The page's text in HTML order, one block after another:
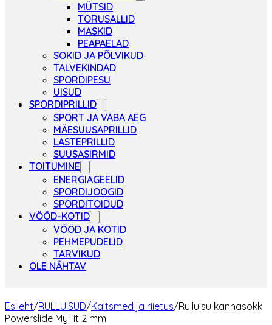
MÜTSID
TORUSALLID
MASKID
PEAPAELAD
SOKID JA PÕLVIKUD
TALVEKINDAD
SPORDIPESU
UISUD
SPORDIPRILLID
SPORT JA VABA AEG
MÄESUUSAPRILLID
LASTEPRILLID
SUUSASIRMID
TOITUMINE
ENERGIAGEELID
SPORDIJOOGID
SPORDITOIDUD
VÖÖD-KOTID
VÖÖD JA KOTID
PEHMEPUDELID
TARVIKUD
OLE NÄHTAV
Esileht/RULLUISUD/Kaitsmed ja riietus/Rulluisu kannasokk
Powerslide MyFit 2 mm